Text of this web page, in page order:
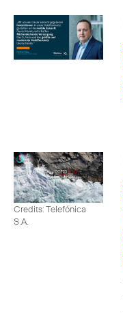
Credits: Telefónica
S.A.